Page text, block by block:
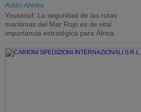
Addis Abeba
Youssouf: La seguridad de las rutas
marítimas del Mar Rojo es de vital
importancia estratégica para África.